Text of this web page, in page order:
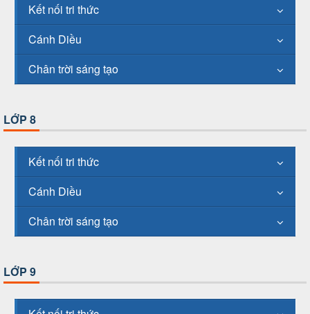
Kết nối tri thức
Cánh Diều
Chân trời sáng tạo
LỚP 8
Kết nối tri thức
Cánh Diều
Chân trời sáng tạo
LỚP 9